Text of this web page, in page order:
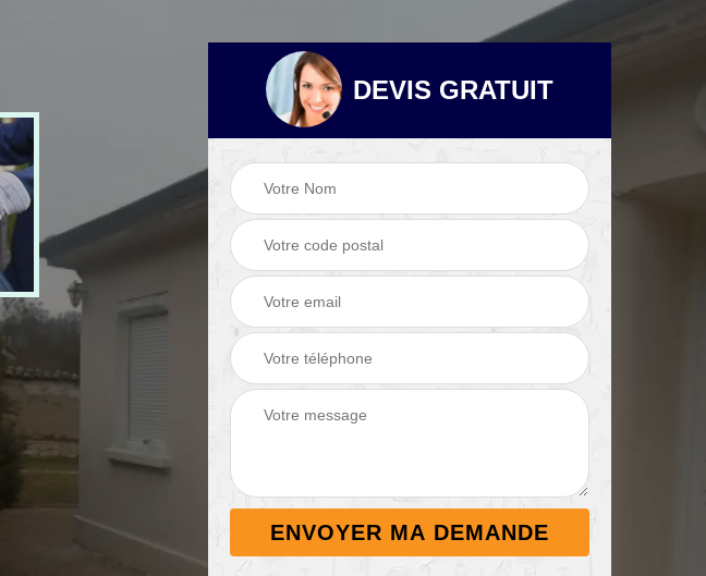
Artisan peintre 38
Démoussage de
toiture 38
Nettoyage de
terrasse 38
DEVIS GRATUIT